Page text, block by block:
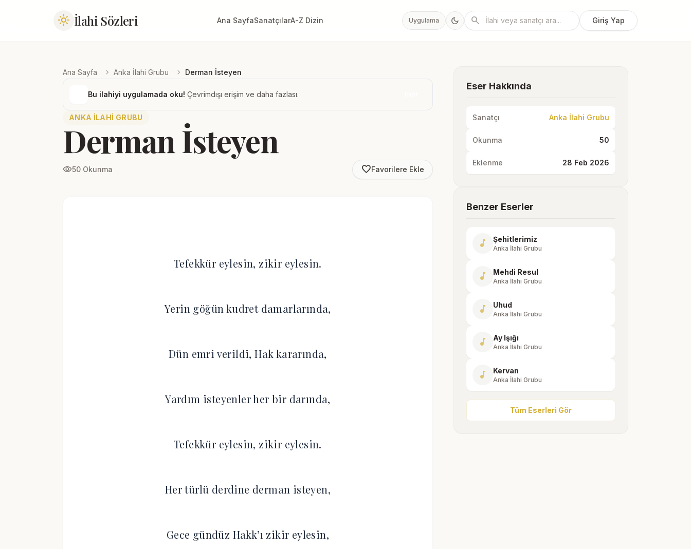
light_mode İlahi Sözleri Ana SayfaSanatçılarA-Z Dizin Uygulama dark_mode search Giriş Yap
Ana Sayfa chevron_right Anka İlahi Grubu chevron_right Derman İsteyen
Bu ilahiyi uygulamada oku! Çevrimdışı erişim ve daha fazlası.
ANKA İLAHI GRUBU
Derman İsteyen
visibility50 Okunma favorite_borderFavorilere Ekle
Tefekkür eylesin, zikir eylesin.
Yerin göğün kudret damarlarında,
Dün emri verildi, Hak kararında,
Yardım isteyenler her bir darında,
Tefekkür eylesin, zikir eylesin.
Her türlü derdine derman isteyen,
Gece gündüz Hakk’ı zikir eylesin,
Eser Hakkında
Sanatçı Anka İlahi Grubu
Okunma 50
Eklenme 28 Feb 2026
Benzer Eserler
music_note Şehitlerimiz
Anka İlahi Grubu
music_note Mehdi Resul
Anka İlahi Grubu
music_note Uhud
Anka İlahi Grubu
music_note Ay Işığı
Anka İlahi Grubu
music_note Kervan
Anka İlahi Grubu
Tüm Eserleri Gör